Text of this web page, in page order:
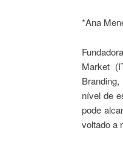
*Ana
Market
nível de
pode
voltado a